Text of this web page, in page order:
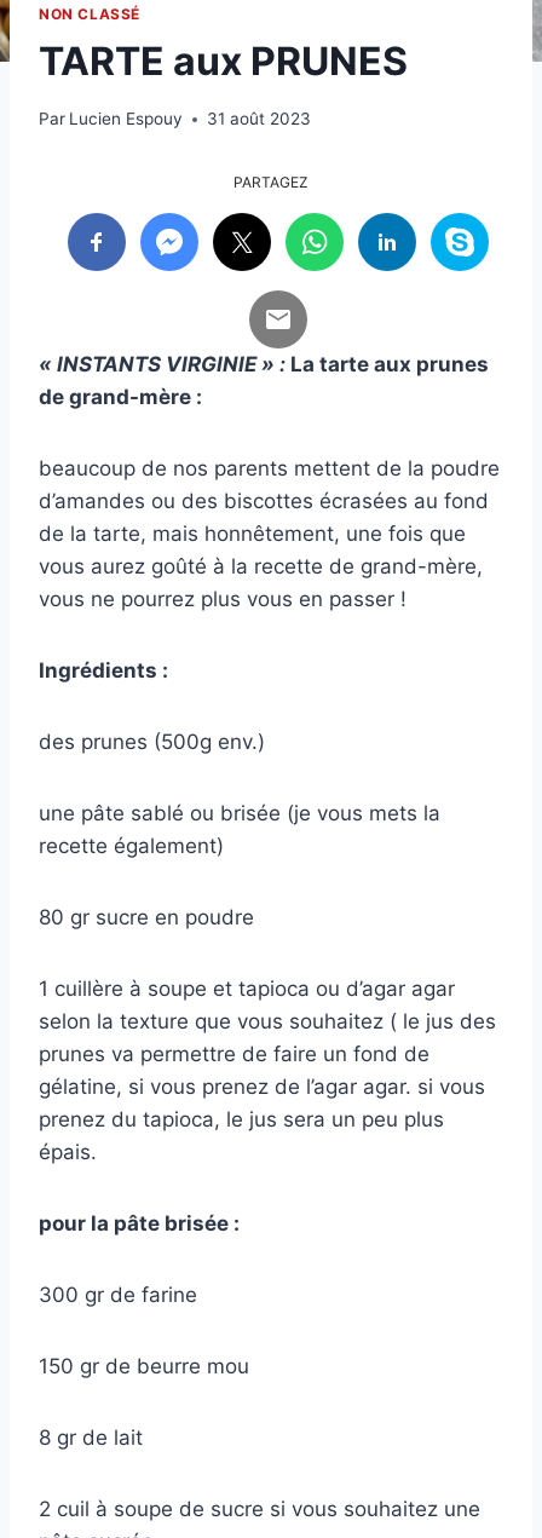
NON CLASSÉ
TARTE aux PRUNES
Par Lucien Espouy 31 août 2023
PARTAGEZ
« INSTANTS VIRGINIE » : La tarte aux prunes
de grand-mère :
beaucoup de nos parents mettent de la poudre
d’amandes ou des biscottes écrasées au fond
de la tarte, mais honnêtement, une fois que
vous aurez goûté à la recette de grand-mère,
vous ne pourrez plus vous en passer !
Ingrédients :
des prunes (500g env.)
une pâte sablé ou brisée (je vous mets la
recette également)
80 gr sucre en poudre
1 cuillère à soupe et tapioca ou d’agar agar
selon la texture que vous souhaitez ( le jus des
prunes va permettre de faire un fond de
gélatine, si vous prenez de l’agar agar. si vous
prenez du tapioca, le jus sera un peu plus
épais.
pour la pâte brisée :
300 gr de farine
150 gr de beurre mou
8 gr de lait
2 cuil à soupe de sucre si vous souhaitez une